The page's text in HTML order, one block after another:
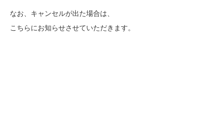
なお、キャンセルが出た場合は、
こちらにお知らせさせていただきます。